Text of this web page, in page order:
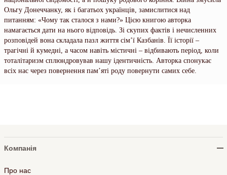
Ольгу Донеччанку, як і багатьох українців, замислитися над
питанням: «Чому так сталося з нами?» Цією книгою авторка
намагається дати на нього відповідь. Зі скупих фактів і нечисленних
розповідей вона складала пазл життя сім’ї Казбанів. Її історії –
трагічні й кумедні, а часом навіть містичні – відбивають період, коли
тоталітаризм сплюндровував нашу ідентичність. Авторка спонукає
всіх нас через повернення памʼяті роду повернути самих себе.
Компанія
Про нас